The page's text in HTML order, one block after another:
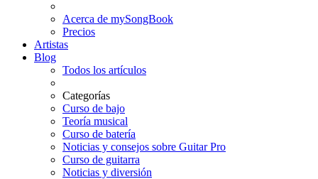
Acerca de mySongBook
Precios
Artistas
Blog
Todos los artículos
Categorías
Curso de bajo
Teoría musical
Curso de batería
Noticias y consejos sobre Guitar Pro
Curso de guitarra
Noticias y diversión